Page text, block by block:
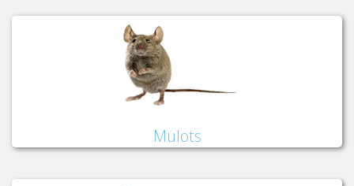
Mulots